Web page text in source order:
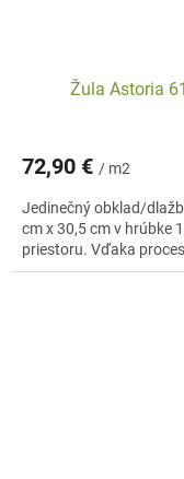
Žula Astoria
72,90 € / m2
Jedinečný obklad/
cm x 30,5 cm v hrúbke
priestoru. Vďaka